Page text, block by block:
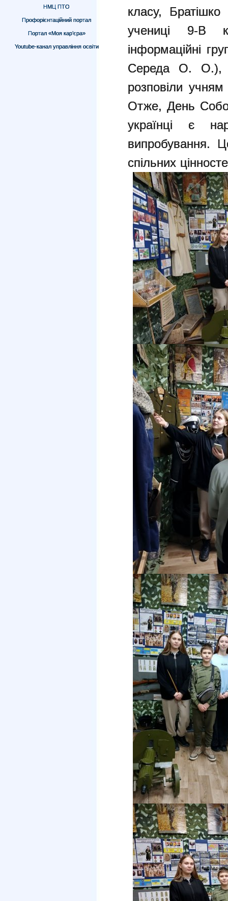
НМЦ ПТО
Профорієнтаційний портал
Портал «Моя кар’єра»
Youtube-канал управління освіти
класу,
учениці 9-В
інформаційні
Середа О. О.),
розповіли
Отже, День
українці є
випробування.
спільних